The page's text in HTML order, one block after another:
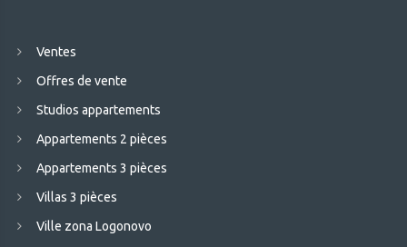
Ventes
Offres de vente
Studios appartements
Appartements 2 pièces
Appartements 3 pièces
Villas 3 pièces
Ville zona Logonovo